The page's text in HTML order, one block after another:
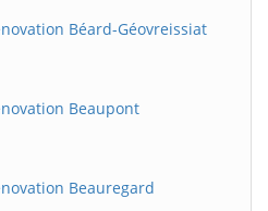
Béard-Géovreissiat
Beaupont
Beauregard